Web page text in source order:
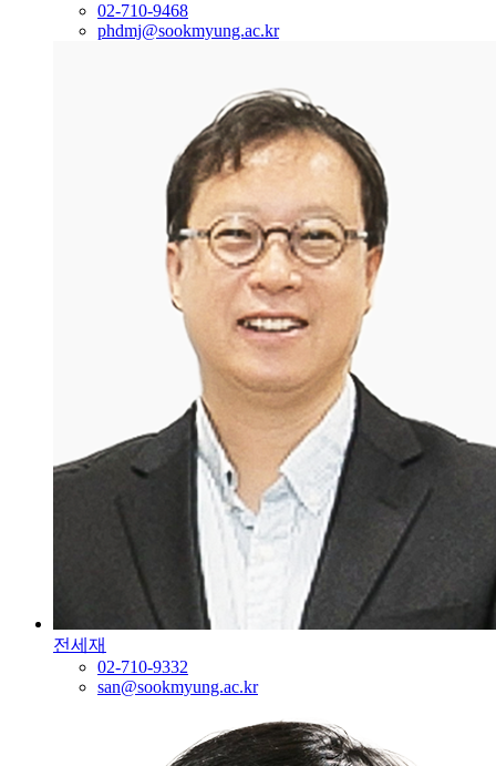
02-710-9468
phdmj@sookmyung.ac.kr
전세재
02-710-9332
san@sookmyung.ac.kr